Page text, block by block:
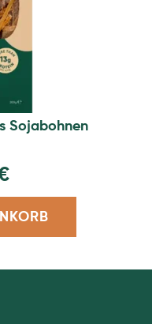
Sojabohnen